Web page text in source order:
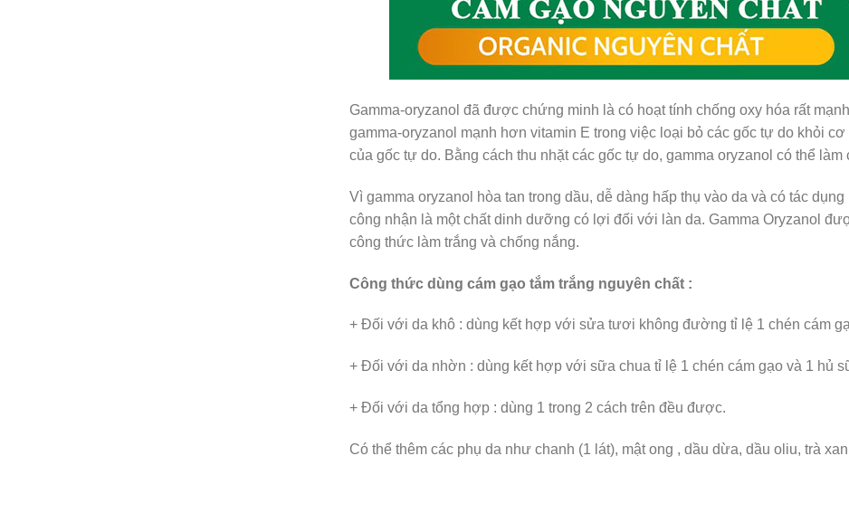
Gamma-oryzanol đã được chứng minh là có hoạt tính chống oxy hóa rất
gamma-oryzanol mạnh hơn vitamin E trong việc loại bỏ các gốc tự do khỏi
của gốc tự do. Bằng cách thu nhặt các gốc tự do, gamma oryzanol có thể làm
Vì gamma oryzanol hòa tan trong dầu, dễ dàng hấp thụ vào da và có tác
công nhận là một chất dinh dưỡng có lợi đối với làn da. Gamma Oryzanol
công thức làm trắng và chống nắng.
Công thức dùng cám gạo tắm trắng nguyên chất :
+ Đối với da khô : dùng kết hợp với sửa tươi không đường tỉ lệ 1 chén cám
+ Đối với da nhờn : dùng kết hợp với sữa chua tỉ lệ 1 chén cám gạo và 1 hủ
+ Đối với da tổng hợp : dùng 1 trong 2 cách trên đều được.
Có thể thêm các phụ da như chanh (1 lát), mật ong , dầu dừa, dầu oliu, trà